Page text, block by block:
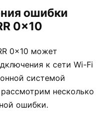
ошибки
0x10
0x10 может
к сети Wi-Fi
системой
несколько
ошибки.